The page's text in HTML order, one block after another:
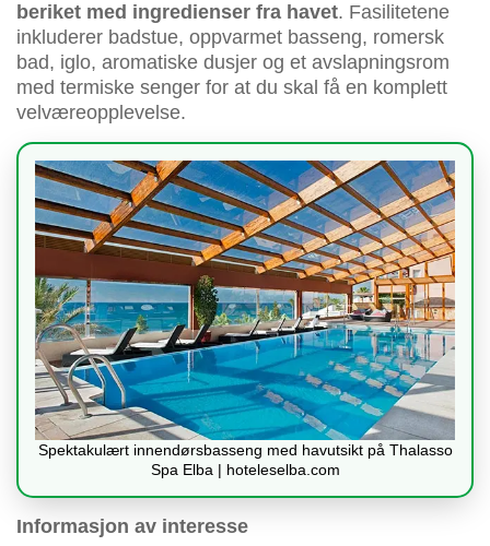
beriket med ingredienser fra havet. Fasilitetene
inkluderer badstue, oppvarmet basseng, romersk
bad, iglo, aromatiske dusjer og et avslapningsrom
med termiske senger for at du skal få en komplett
velværeopplevelse.
Spektakulært innendørsbasseng med havutsikt på Thalasso
Spa Elba | hoteleselba.com
Informasjon av interesse